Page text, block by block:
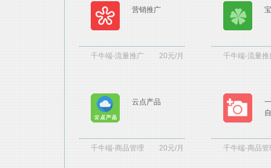
营销推广
千牛端-流量推广 20元/月 千牛端-流量推
云点产品
千牛端-商品管理 20元/月 千牛端-商品管